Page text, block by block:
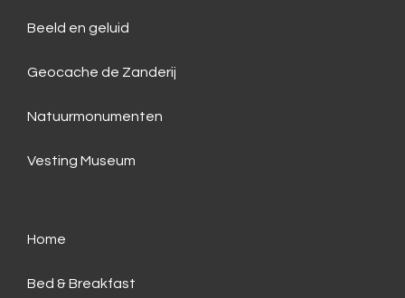
Beeld en geluid
Geocache de Zanderij
Natuurmonumenten
Vesting Museum
Home
Bed & Breakfast